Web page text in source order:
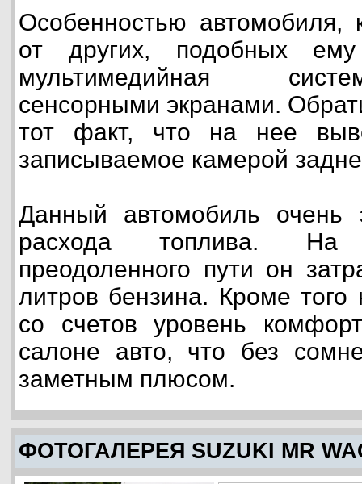
Особенностью автомобиля,
от других, подобных
мультимедийная
сенсорными экранами.
тот факт, что на нее
записываемое камерой
Данный автомобиль очень
расхода топлива. На
преодоленного пути он
литров бензина. Кроме
со счетов уровень
салоне авто, что без
заметным плюсом.
ФОТОГАЛЕРЕЯ SUZUKI MR